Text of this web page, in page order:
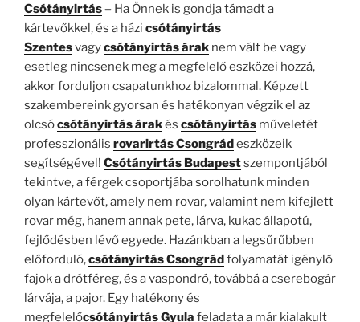
Csótányirtás– Ha Önnek is gondja támadt a
kártevőkkel, és a házi csótányirtás
Szentesvagycsótányirtás árak nem vált be vagy
esetleg nincsenek meg a megfelelő eszközei hozzá,
akkor forduljon csapatunkhoz bizalommal. Képzett
szakembereink gyorsan és hatékonyan végzik el az
olcsócsótányirtás árakés csótányirtás műveletét
professzionális rovarirtás Csongrádeszközeik
segítségével! Csótányirtás Budapestszempontjából
tekintve, a férgek csoportjába sorolhatunk minden
olyan kártevőt, amely nem rovar, valamint nem kifejlett
rovar még, hanem annak pete, lárva, kukac állapotú,
fejlődésben lévő egyede. Hazánkban a legsűrűbben
előforduló,csótányirtás Csongrádfolyamatát igénylő
fajok a drótféreg, és a vaspondró, továbbá a cserebogár
lárvája, a pajor. Egy hatékony és
megfelelőcsótányirtás Gyula feladata a már kialakult